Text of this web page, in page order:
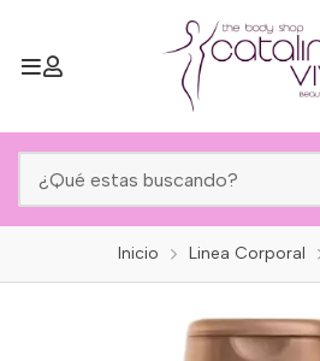
Inicio Linea Corporal